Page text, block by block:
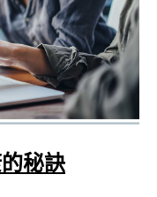
的秘訣